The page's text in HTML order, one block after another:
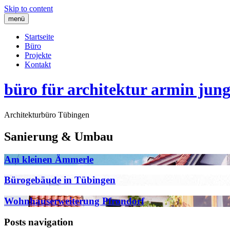
Skip to content
menü
Startseite
Büro
Projekte
Kontakt
büro für architektur armin
Architekturbüro Tübingen
Sanierung & Umbau
Am kleinen Ämmerle
Bürogebäude in Tübingen
Wohnhauserweiterung Pfrondorf
Posts navigation